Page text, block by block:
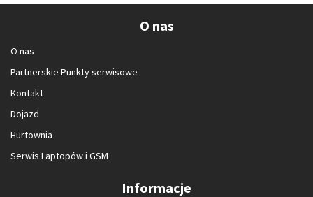
O nas
O nas
Partnerskie Punkty serwisowe
Kontakt
Dojazd
Hurtownia
Serwis Laptopów i GSM
Informacje